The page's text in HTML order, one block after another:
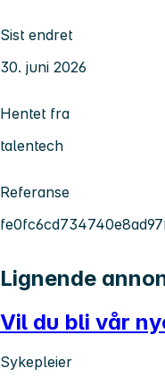
Sist endret
30. juni 2026
Hentet fra
talentech
Referanse
Lignende
Vil du bli vår
Sykepleier